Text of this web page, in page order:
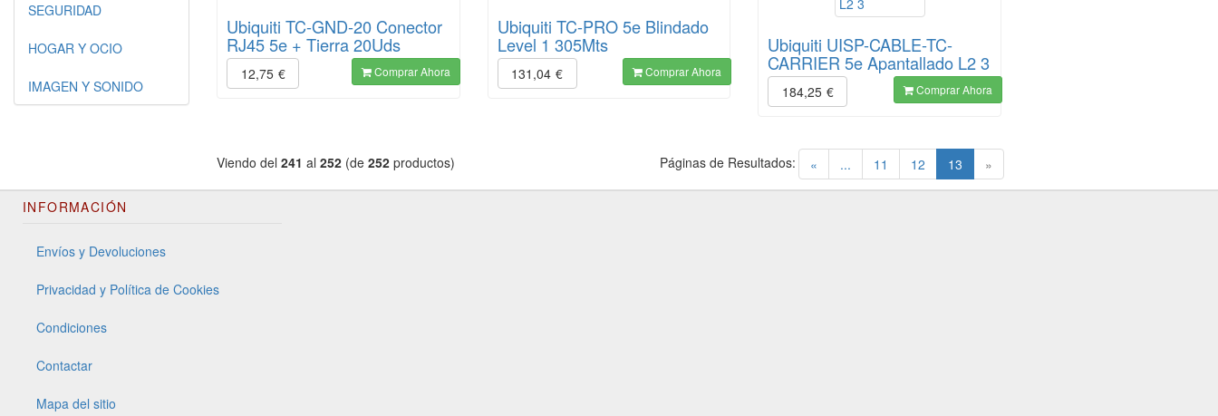
Ubiquiti TC-GND-20 Conector
RJ45 5e + Tierra 20Uds
12,75 € Comprar Ahora
Ubiquiti TC-PRO 5e Blindado
Level 1 305Mts
131,04 € Comprar Ahora
Ubiquiti UISP-CABLE-TC-
CARRIER 5e Apantallado L2 3
184,25 € Comprar Ahora
Viendo del 241 al 252 (de 252 productos) « ... 11 12 13 (current)
»
Páginas de Resultados:
SEGURIDAD
HOGAR Y OCIO
IMAGEN Y SONIDO
INFORMACIÓN
Envíos y Devoluciones
Privacidad y Política de Cookies
Condiciones
Contactar
Mapa del sitio